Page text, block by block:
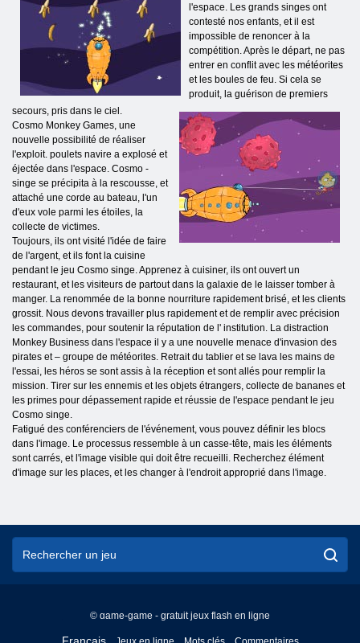
l'espace. Les grands singes ont
contesté nos enfants, et il est
impossible de renoncer à la
compétition. Après le départ, ne pas
entrer en conflit avec les météorites
et les boules de feu. Si cela se
produit, la guérison de premiers
secours, pris dans le ciel.
Cosmo Monkey Games, une
nouvelle possibilité de réaliser
l'exploit. poulets navire a explosé et
éjectée dans l'espace. Cosmo -
singe se précipita à la rescousse, et
attaché une corde au bateau, l'un
d'eux vole parmi les étoiles, la
collecte de victimes.
Toujours, ils ont visité l'idée de faire
de l'argent, et ils font la cuisine
pendant le jeu Cosmo singe. Apprenez à cuisiner, ils ont ouvert un
restaurant, et les visiteurs de partout dans la galaxie de le laisser tomber à
manger. La renommée de la bonne nourriture rapidement brisé, et les clients
grossit. Nous devons travailler plus rapidement et de remplir avec précision
les commandes, pour soutenir la réputation de l' institution. La distraction
Monkey Business dans l'espace il y a une nouvelle menace d'invasion des
pirates et – groupe de météorites. Retrait du tablier et se lava les mains de
l'essai, les héros se sont assis à la réception et sont allés pour remplir la
mission. Tirer sur les ennemis et les objets étrangers, collecte de bananes et
les primes pour dépassement rapide et réussie de l'espace pendant le jeu
Cosmo singe.
Fatigué des conférenciers de l'événement, vous pouvez définir les blocs
dans l'image. Le processus ressemble à un casse-tête, mais les éléments
sont carrés, et l'image visible qui doit être recueilli. Recherchez élément
d'image sur les places, et les changer à l'endroit approprié dans l'image.
© game-game - gratuit jeux flash en ligne
English